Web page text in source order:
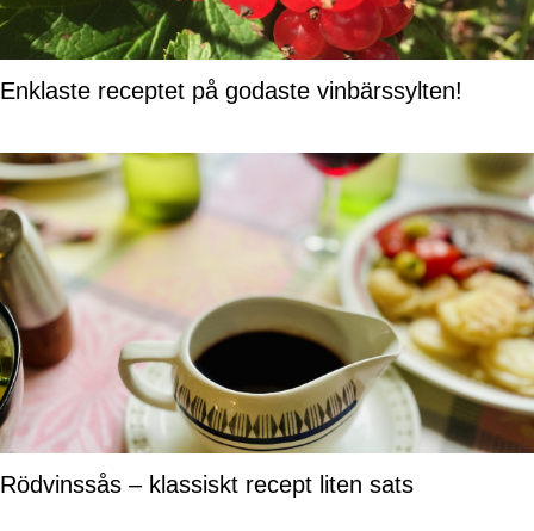
Enklaste receptet på godaste vinbärssylten!
Rödvinssås – klassiskt recept liten sats